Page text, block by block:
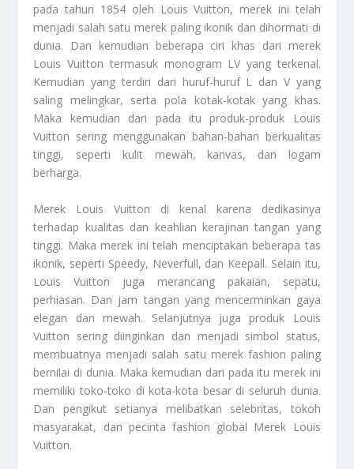
pada tahun 1854 oleh Louis Vuitton, merek ini telah
menjadi salah satu merek paling ikonik dan dihormati di
dunia. Dan kemudian beberapa ciri khas dari merek
Louis Vuitton termasuk monogram LV yang terkenal.
Kemudian yang terdiri dari huruf-huruf L dan V yang
saling melingkar, serta pola kotak-kotak yang khas.
Maka kemudian dari pada itu produk-produk Louis
Vuitton sering menggunakan bahan-bahan berkualitas
tinggi, seperti kulit mewah, kanvas, dan logam
berharga.
Merek Louis Vuitton di kenal karena dedikasinya
terhadap kualitas dan keahlian kerajinan tangan yang
tinggi. Maka merek ini telah menciptakan beberapa tas
ikonik, seperti Speedy, Neverfull, dan Keepall. Selain itu,
Louis Vuitton juga merancang pakaian, sepatu,
perhiasan. Dan jam tangan yang mencerminkan gaya
elegan dan mewah. Selanjutnya juga produk Louis
Vuitton sering diinginkan dan menjadi simbol status,
membuatnya menjadi salah satu merek fashion paling
bernilai di dunia. Maka kemudian dari pada itu merek ini
memiliki toko-toko di kota-kota besar di seluruh dunia.
Dan pengikut setianya melibatkan selebritas, tokoh
masyarakat, dan pecinta fashion global Merek Louis
Vuitton.